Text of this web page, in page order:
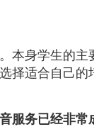
本身学生的
适合自己的
服务已经非常